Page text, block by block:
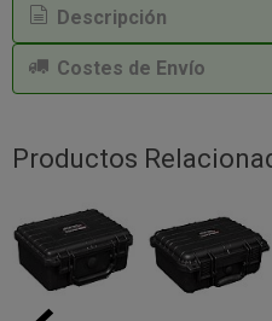
Descripción
Costes de Envío
Productos